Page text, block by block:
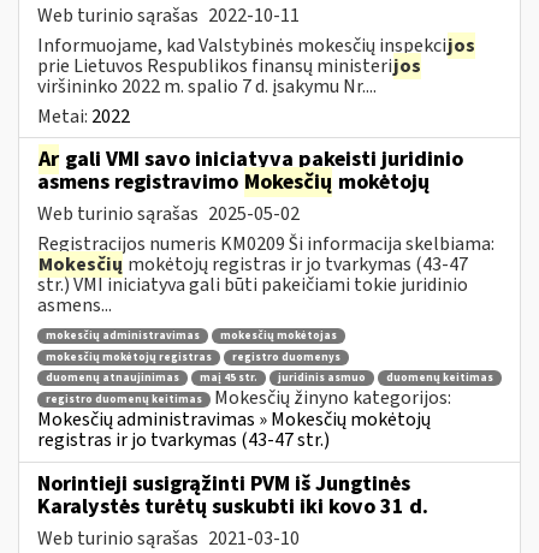
Web turinio sąrašas 2022-10-11
Informuojame, kad Valstybinės mokesčių inspekcijos
prie Lietuvos Respublikos finansų ministerijos
viršininko 2022 m. spalio 7 d. įsakymu Nr....
Metai: 2022
Ar gali VMI savo iniciatyva pakeisti juridinio
asmens registravimo Mokesčių mokėtojų
Web turinio sąrašas 2025-05-02
Registracijos numeris KM0209 Ši informacija skelbiama:
Mokesčių mokėtojų registras ir jo tvarkymas (43-47
str.) VMI iniciatyva gali būti pakeičiami tokie juridinio
asmens...
mokesčių administravimas
mokesčių mokėtojas
mokesčių mokėtojų registras
registro duomenys
duomenų atnaujinimas
maį 45 str. juridinis asmuo
duomenų keitimas
registro duomenų keitimas
Mokesčių žinyno kategorijos:
Mokesčių administravimas » Mokesčių mokėtojų
registras ir jo tvarkymas (43-47 str.)
Norintieji susigrąžinti PVM iš Jungtinės
Karalystės turėtų suskubti iki kovo 31 d.
Web turinio sąrašas 2021-03-10